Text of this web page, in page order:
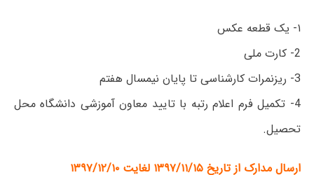
۱- یک قطعه عکس
2- کارت ملی
3- ریزنمرات کارشناسی تا پایان نیمسال هفتم
4- تکمیل فرم اعلام رتبه با تایید معاون آموزشی دانشگاه محل
تحصیل.
ارسال مدارک از تاریخ ۱۳۹۷/۱۱/۱۵ لغایت ۱۳۹۷/۱۲/۱۰